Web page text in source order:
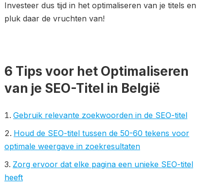
Investeer dus tijd in het optimaliseren van je titels en
pluk daar de vruchten van!
6 Tips voor het Optimaliseren
van je SEO-Titel in België
Gebruik relevante zoekwoorden in de SEO-titel
Houd de SEO-titel tussen de 50-60 tekens voor
optimale weergave in zoekresultaten
Zorg ervoor dat elke pagina een unieke SEO-titel
heeft